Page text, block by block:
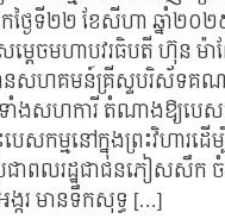
កថ្ងៃទី២២ ខែសីហា ឆ្នាំ២០
ម្តេចមហាបវរធិបតី ហ៊ុន ម៉
ានសហគមន៍គ្រីស្ទបរិស័ទគ
ទាំងសហការី តំណាងឱ្យបេ
សកម្មនៅក្នុងព្រះវិហារដើ
ពលរដ្ឋជាជនភៀសសឹក ចំ
ង្ករ មានទឹកសុទ្ធ […]